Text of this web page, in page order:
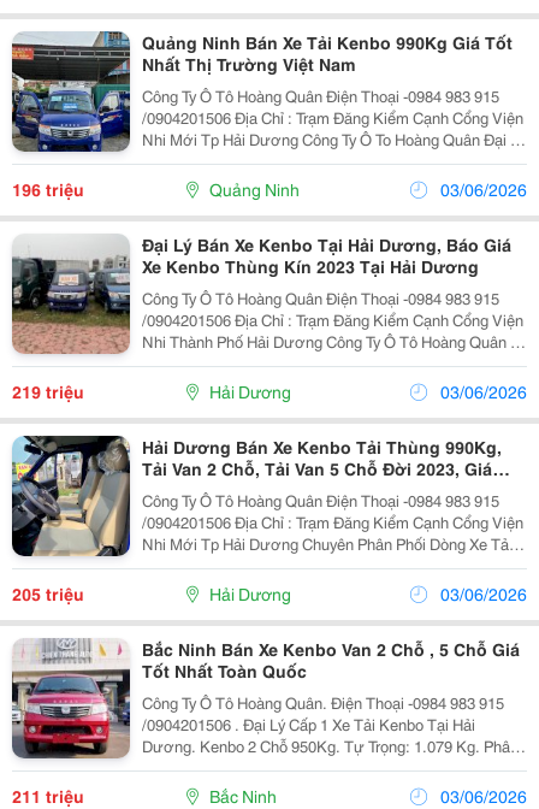
Quảng Ninh Bán Xe Tải Kenbo 990Kg Giá Tốt
Nhất Thị Trường Việt Nam
Công Ty Ô Tô Hoàng Quân Điện Thoại -0984 983 915
/0904201506 Địa Chỉ : Trạm Đăng Kiểm Cạnh Cổng Viện
Nhi Mới Tp Hải Dương Công Ty Ô To Hoàng Quân Đại Lý
Cấp 1 Sản Phẩm Xe Tải Kenbo Tại Tp Hải Dương
Chuyên Phân Phối Dòng Xe Tải Nhỏ Kenbo...
196 triệu Quảng Ninh 03/06/2026
Đại Lý Bán Xe Kenbo Tại Hải Dương, Báo Giá
Xe Kenbo Thùng Kín 2023 Tại Hải Dương
Công Ty Ô Tô Hoàng Quân Điện Thoại -0984 983 915
/0904201506 Địa Chỉ : Trạm Đăng Kiểm Cạnh Cổng Viện
Nhi Thành Phố Hải Dương Công Ty Ô Tô Hoàng Quân Là
Đại Lý Chính Hãng Của Nhà Máy Ô Tô Chiến Thắng
Chuyên Phân Phối Dòng Sản Phẩm Xe Tải Kenbo...
219 triệu Hải Dương 03/06/2026
Hải Dương Bán Xe Kenbo Tải Thùng 990Kg,
Tải Van 2 Chỗ, Tải Van 5 Chỗ Đời 2023, Giá
Khuyến Mại Tháng 5 Năm 2023
Công Ty Ô Tô Hoàng Quân Điện Thoại -0984 983 915
/0904201506 Địa Chỉ : Trạm Đăng Kiểm Cạnh Cổng Viện
Nhi Mới Tp Hải Dương Chuyên Phân Phối Dòng Xe Tải
Kenbo 990Kg Xe Tiêu Chuẩn Nhật Bản , Công Nghệ
Châu Âu Xe Tải Kenbo 990Kg Có Điều Hòa Tay...
205 triệu Hải Dương 03/06/2026
Bắc Ninh Bán Xe Kenbo Van 2 Chỗ , 5 Chỗ Giá
Tốt Nhất Toàn Quốc
Công Ty Ô Tô Hoàng Quân. Điện Thoại -0984 983 915
/0904201506 . Đại Lý Cấp 1 Xe Tải Kenbo Tại Hải
Dương. Kenbo 2 Chỗ 950Kg. Tự Trọng: 1.079 Kg. Phân
Bố Lên Trục Trước/Sau: 528/551 Kg. Số Người Cho
Phép Chở: 2...
211 triệu Bắc Ninh 03/06/2026